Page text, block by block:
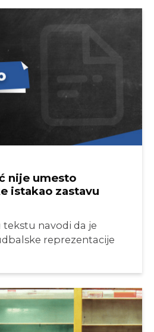
nije umesto
istakao zastavu
navodi da je
reprezentacije